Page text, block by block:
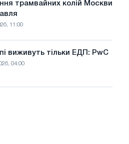
трамвайних колій Москви
11:00
виживуть тільки ЕДП: PwC
04:00